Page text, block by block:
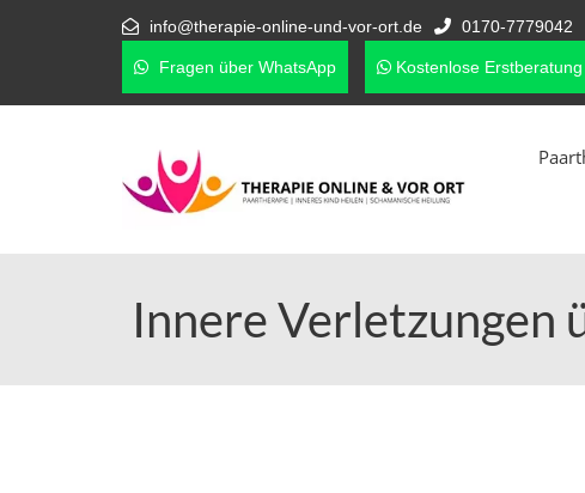
info@therapie-online-und-vor-ort.de 0170-7779042
Fragen über WhatsApp Kostenlose
Innere Verletzungen